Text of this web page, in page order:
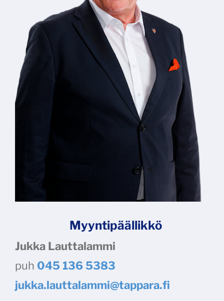
Myyntipäällikkö
Jukka Lauttalammi
puh 045 136 5383
​​​​​​​jukka.lauttalammi@tappara.fi